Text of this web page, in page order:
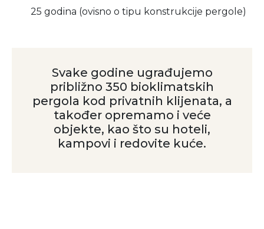
25 godina (ovisno o tipu konstrukcije pergole)
Svake godine ugrađujemo
približno 350 bioklimatskih
pergola kod privatnih klijenata, a
također opremamo i veće
objekte, kao što su hoteli,
kampovi i redovite kuće.